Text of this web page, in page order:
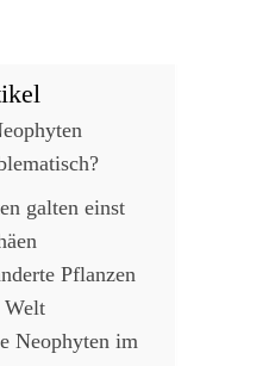
galten einst
Pflanzen
Welt
Neophyten im